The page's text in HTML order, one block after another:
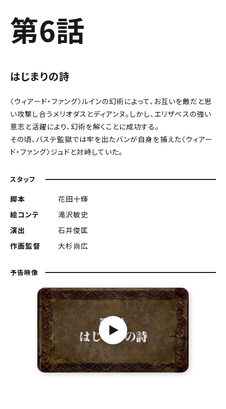
第6話
はじまりの詩
〈ウィアード・ファング〉ルインの幻術によって、お互いを敵だと思
い攻撃し合うメリオダスとディアンヌ。しかし、エリザベスの強い
意志と活躍により、幻術を解くことに成功する。
その頃、バステ監獄では牢を出たバンが自身を捕えた〈ウィアー
ド・ファング〉ジュドと対峙していた。
スタッフ
脚本
花田十輝
絵コンテ
滝沢敏史
演出
石井俊匡
作画監督
大杉尚広
予告映像